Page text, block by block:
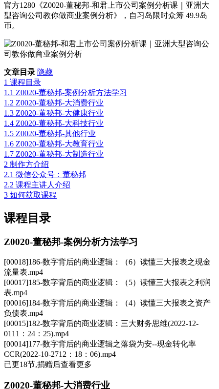
官方1280《Z0020-董秘邦-和君上市公司案例分析课｜亚洲大
型咨询公司教你做商业案例分析》，自习岛限时众筹 49.9岛
币。
文章目录 隐藏
1 课程目录
1.1 Z0020-董秘邦-案例分析方法学习
1.2 Z0020-董秘邦-大消费行业
1.3 Z0020-董秘邦-大健康行业
1.4 Z0020-董秘邦-大科技行业
1.5 Z0020-董秘邦-其他行业
1.6 Z0020-董秘邦-大教育行业
1.7 Z0020-董秘邦-大制造行业
2 制作方介绍
2.1 微信公众号：董秘邦
2.2 课程主讲人介绍
3 如何获取课程
课程目录
Z0020-董秘邦-案例分析方法学习
[00018]186-数字背后的商业逻辑：（6）读懂三大报表之现金
流量表.mp4
[00017]185-数字背后的商业逻辑：（5）读懂三大报表之利润
表.mp4
[00016]184-数字背后的商业逻辑：（4）读懂三大报表之资产
负债表.mp4
[00015]182-数字背后的商业逻辑：三大财务思维(2022-12-
0111：24：25).mp4
[00014]177-数字背后的商业逻辑之落袋为安--现金转化率
CCR(2022-10-2712：18：06).mp4
已更18节,捐赠后查看更多
Z0020-董秘邦-大消费行业